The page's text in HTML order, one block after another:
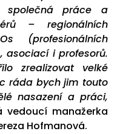
společná práce a
– regionálních
(profesionálních
asociací i profesorů.
zrealizovat velké
ráda bych jim touto
nasazení a práci,
vedoucí manažerka
Hofmanová.